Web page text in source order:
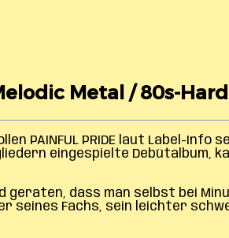
Metal / 80s-
PAINFUL PRIDE laut Label-Info
eingespielte
geraten, dass man selbst bei
Fachs, sein leichter